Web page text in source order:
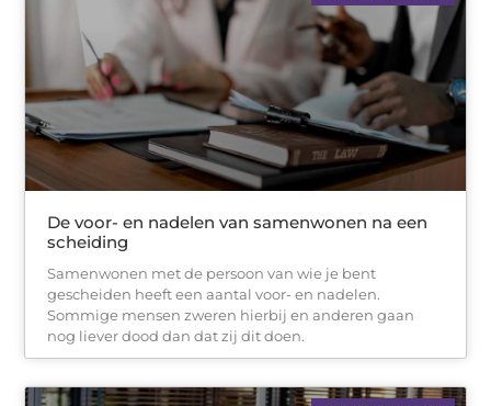
De voor- en nadelen van samenwonen na een
scheiding
Samenwonen met de persoon van wie je bent
gescheiden heeft een aantal voor- en nadelen.
Sommige mensen zweren hierbij en anderen gaan
nog liever dood dan dat zij dit doen.